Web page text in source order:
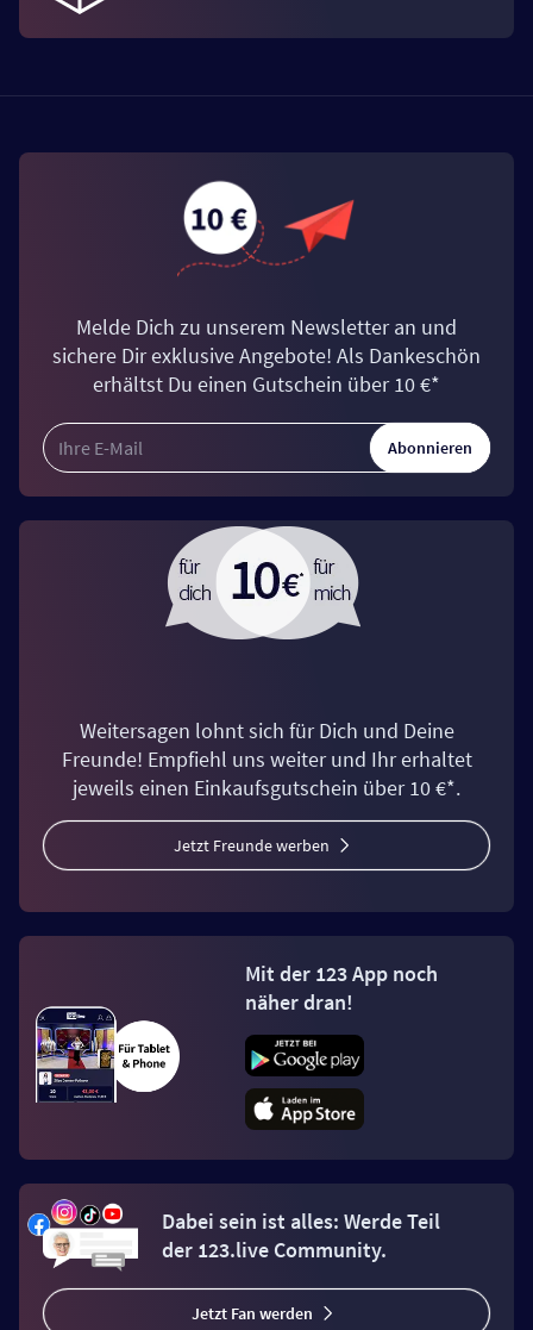
Melde Dich zu unserem Newsletter an und
sichere Dir exklusive Angebote! Als Dankeschön
erhältst Du einen Gutschein über 10 €*
Abonnieren
Weitersagen lohnt sich für Dich und Deine
Freunde! Empfiehl uns weiter und Ihr erhaltet
jeweils einen Einkaufsgutschein über 10 €*.
Jetzt Freunde werben
Mit der 123 App noch
näher dran!
Dabei sein ist alles: Werde Teil
der 123.live Community.
Jetzt Fan werden